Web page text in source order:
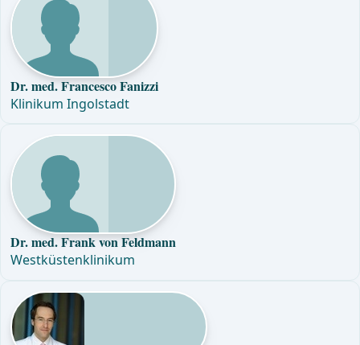
Dr. med. Francesco Fanizzi
Klinikum Ingolstadt
Dr. med. Frank von Feldmann
Westküstenklinikum